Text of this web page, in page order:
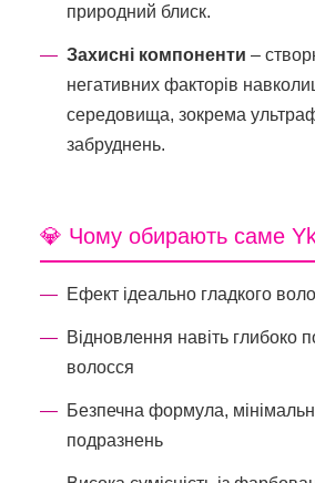
природний блиск.
Захисні компоненти –
негативних факторів
середовища, зокрема
забруднень.
💎 Чому обирають саме
Ефект ідеально гладкого
Відновлення навіть глибоко
волосся
Безпечна формула,
подразнень